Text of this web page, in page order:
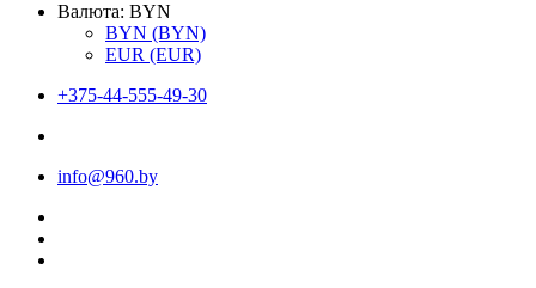
Валюта: BYN
BYN (BYN)
EUR (EUR)
+375-44-555-49-30
info@960.by